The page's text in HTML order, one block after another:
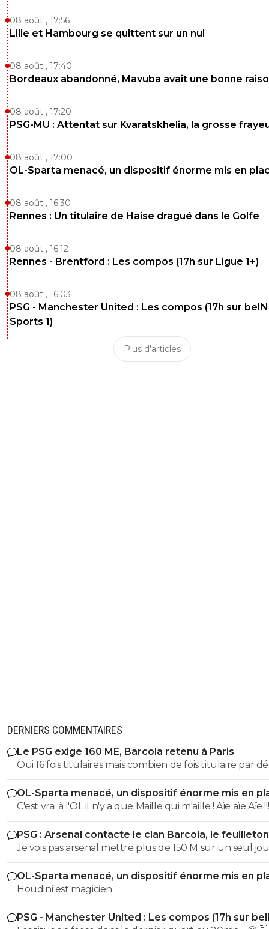
08 août , 17:56
Lille et Hambourg se quittent sur un nul
08 août , 17:40
Bordeaux abandonné, Mavuba avait une bonne
08 août , 17:20
PSG-MU : Attentat sur Kvaratskhelia, la grosse
08 août , 17:00
OL-Sparta menacé, un dispositif énorme mis en
08 août , 16:30
Rennes : Un titulaire de Haise dragué dans le Golfe
08 août , 16:12
Rennes - Brentford : Les compos (17h sur Ligue 1+)
08 août , 16:03
PSG - Manchester United : Les compos (17h sur beIN
Sports 1)
Plus d'articles
DERNIERS COMMENTAIRES
Le PSG exige 160 ME, Barcola retenu à Paris
Oui 16 fois titulaires mais combien de fois titulaire par
du fait d un blessé ou juste pour faire tourner avant
échéance plus importante ? J ai pas le chiffre, peut
je me trompe, mais perso, ça me laisse cette
est pas le premier choix auquel pense le coach alors
suis sûr que le coach le considère comme important, c
qui est dommage.
OL-Sparta menacé, un dispositif énorme mis en
C'est vrai à l'OL il n'y a que Maille qui m'aille ! Aïe aïe Aïe !!!
PSG : Arsenal contacte le clan Barcola, le feuilleton
relancé
Je vois pas arsenal mettre plus de 150 M sur un seul
de leur histoire ils ont jamais mis un tel somme sur un
c'est pas leur but, Liverpool oui c étais possible mais ils
lâché l affaire
OL-Sparta menacé, un dispositif énorme mis en
Houdini est magicien...
PSG - Manchester United : Les compos (17h sur